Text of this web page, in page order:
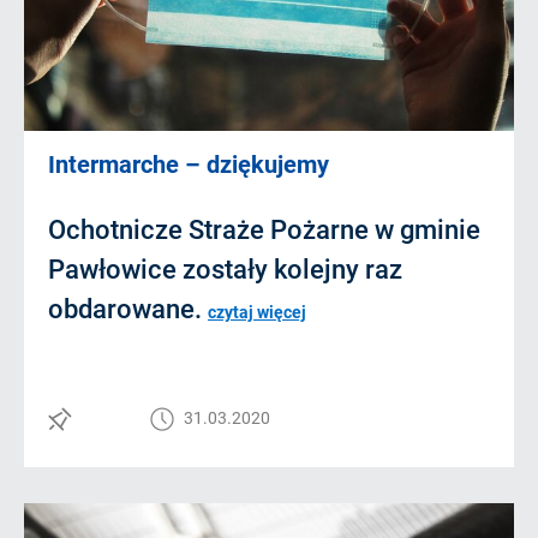
Intermarche – dziękujemy
Ochotnicze Straże Pożarne w gminie
Pawłowice zostały kolejny raz
obdarowane. czytaj więcej
31.03.2020